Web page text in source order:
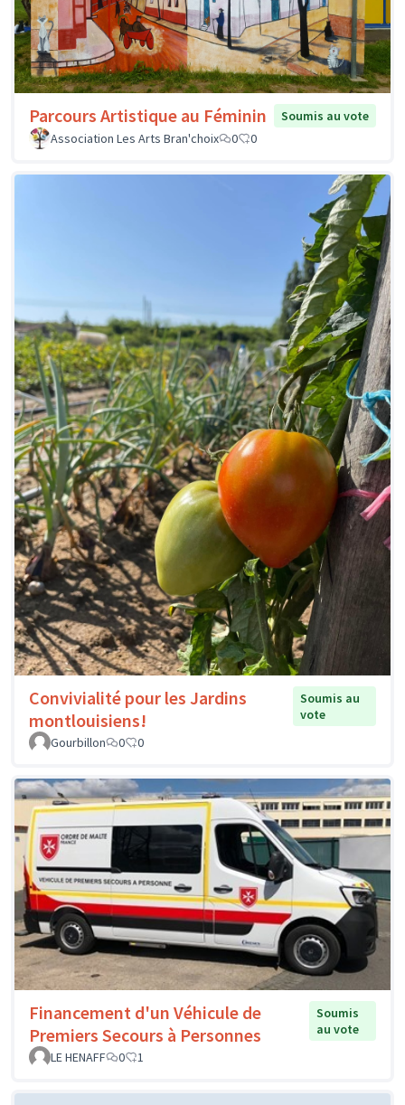
Parcours Artistique au Féminin
Soumis au vote
Association Les Arts Bran'choix
0 0
Convivialité pour les Jardins
montlouisiens!
Soumis au
vote
Gourbillon
0 0
Financement d'un Véhicule de
Premiers Secours à Personnes
Soumis
au vote
LE HENAFF
0 1